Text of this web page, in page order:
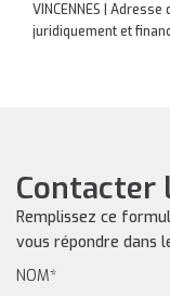
VINCENNES | Adresse
juridiquement et
Contacter
Remplissez ce
vous répondre dans